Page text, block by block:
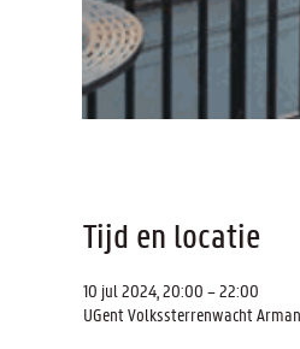
Tijd en locatie
10 jul 2024, 20:00 – 22:00
UGent Volkssterrenwacht